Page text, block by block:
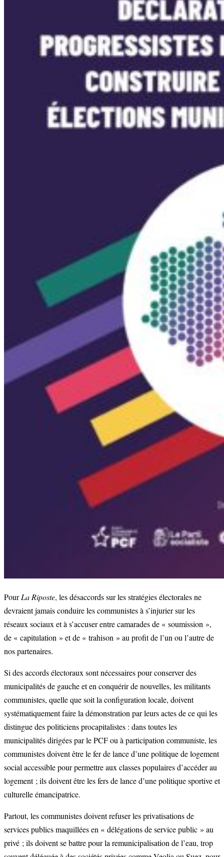
PourLa Riposte, les désaccords sur les stratégies électorales ne
devraient jamais conduire les communistes à s’injurier sur les
réseaux sociaux et à s’accuser entre camarades de « soumission »,
de « capitulation » et de « trahison » au profit de l’un ou l’autre de
nos partenaires.
Si des accords électoraux sont nécessaires pour conserver des
municipalités de gauche et en conquérir de nouvelles, les militants
communistes, quelle que soit la configuration locale, doivent
systématiquement faire la démonstration par leurs actes de ce qui les
distingue des politiciens procapitalistes : dans toutes les
municipalités dirigées par le PCF ou à participation communiste, les
communistes doivent être le fer de lance d’une politique de logement
social accessible pour permettre aux classes populaires d’accéder au
logement ; ils doivent être les fers de lance d’une politique sportive et
culturelle émancipatrice.
Partout, les communistes doivent refuser les privatisations de
services publics maquillées en « délégations de service public » au
privé ; ils doivent se battre pour la remunicipalisation de l’eau, trop